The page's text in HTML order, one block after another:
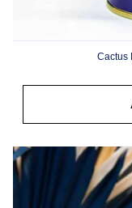
Cactus